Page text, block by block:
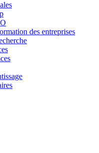
des entreprises